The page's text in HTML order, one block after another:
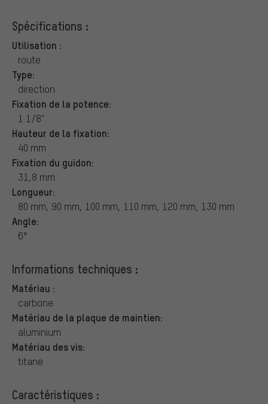
Spécifications :
Utilisation :
route
Type:
direction
Fixation de la potence:
1 1/8"
Hauteur de la fixation:
40 mm
Fixation du guidon:
31,8 mm
Longueur:
80 mm, 90 mm, 100 mm, 110 mm, 120 mm, 130 mm
Angle:
6°
Informations techniques :
Matériau :
carbone
Matériau de la plaque de maintien:
aluminium
Matériau des vis:
titane
Caractéristiques :